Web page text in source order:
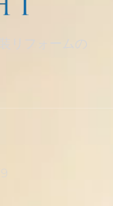
フォームの